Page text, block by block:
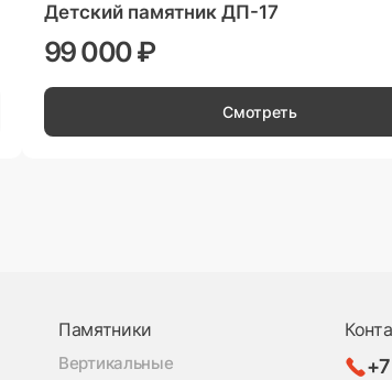
Детский памятник ДП-17
99 000 ₽
Смотреть
Памятники
Вертикальные